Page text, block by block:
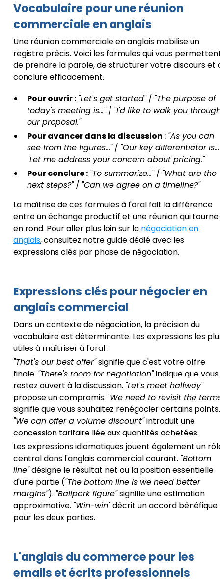
Vocabulaire pour une réunion
commerciale en anglais
Une réunion commerciale en anglais mobilise un
registre précis. Voici les formules qui vous
de prendre la parole, de structurer votre discours et
conclure efficacement.
Pour ouvrir : "Let's get started"/ "The purpose of
today's meeting is..."/ "I'd like to walk you
our proposal."
Pour avancer dans la discussion : "As you can
see from the figures..."/ "Our key differentiator
"Let me address your concern about pricing."
Pour conclure : "To summarize..."/ "What are the
next steps?"/ "Can we agree on a timeline?"
La maîtrise de ces formules à l'oral fait la différence
entre un échange productif et une réunion qui tourne
en rond. Pour aller plus loin sur la négociation en
anglais, consultez notre guide dédié avec les
expressions clés par phase de négociation.
Expressions clés pour négocier en
anglais commercial
Dans un contexte de négociation, la précision du
vocabulaire est déterminante. Les expressions les
utiles à maîtriser à l'oral :
"That's our best offer"signifie que c'est votre offre
finale. "There's room for negotiation"indique que vous
restez ouvert à la discussion. "Let's meet halfway"
propose un compromis. "We need to revisit the
signifie que vous souhaitez renégocier certains points.
"We can offer a volume discount"introduit une
concession tarifaire liée aux quantités achetées.
Les expressions idiomatiques jouent également un
central dans l'anglais commercial courant. "Bottom
line"désigne le résultat net ou la position essentielle
d'une partie ("The bottom line is we need better
margins"). "Ballpark figure"signifie une estimation
approximative. "Win-win"décrit un accord bénéfique
pour les deux parties.
L'anglais du commerce pour les
emails et écrits professionnels